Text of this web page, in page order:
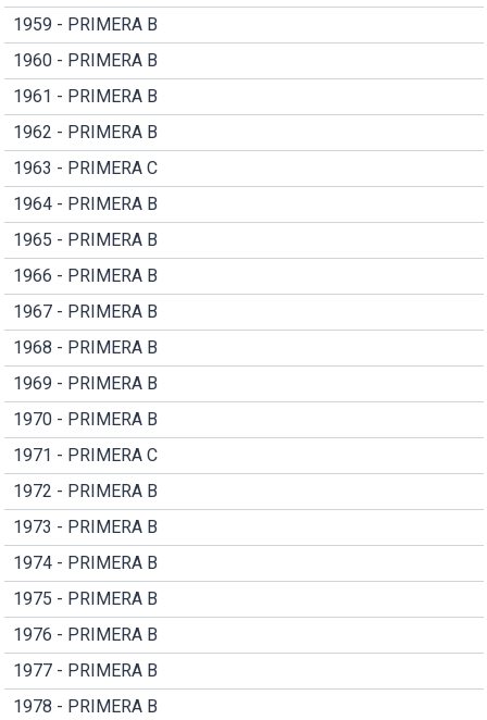
1959 - PRIMERA B
1960 - PRIMERA B
1961 - PRIMERA B
1962 - PRIMERA B
1963 - PRIMERA C
1964 - PRIMERA B
1965 - PRIMERA B
1966 - PRIMERA B
1967 - PRIMERA B
1968 - PRIMERA B
1969 - PRIMERA B
1970 - PRIMERA B
1971 - PRIMERA C
1972 - PRIMERA B
1973 - PRIMERA B
1974 - PRIMERA B
1975 - PRIMERA B
1976 - PRIMERA B
1977 - PRIMERA B
1978 - PRIMERA B